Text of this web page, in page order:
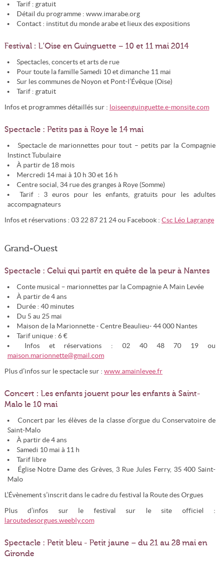
Tarif : gratuit
Détail du programme : www.imarabe.org
Contact : institut du monde arabe et lieux des expositions
Festival : L’Oise en Guinguette – 10 et 11 mai 2014
Spectacles, concerts et arts de rue
Pour toute la famille Samedi 10 et dimanche 11 mai
Sur les communes de Noyon et Pont-l’Évêque (Oise)
Tarif : gratuit
Infos et programmes détaillés sur : loiseenguinguette.e-monsite.com
Spectacle : Petits pas à Roye le 14 mai
Spectacle de marionnettes pour tout – petits par la Compagnie
Instinct Tubulaire
À partir de 18 mois
Mercredi 14 mai à 10 h 30 et 16 h
Centre social, 34 rue des granges à Roye (Somme)
Tarif : 3 euros pour les enfants, gratuits pour les adultes
accompagnateurs
Infos et réservations : 03 22 87 21 24 ou Facebook : Csc Léo Lagrange
Grand-Ouest
Spectacle : Celui qui partît en quête de la peur à Nantes
Conte musical – marionnettes par la Compagnie A Main Levée
À partir de 4 ans
Durée : 40 minutes
Du 5 au 25 mai
Maison de la Marionnette - Centre Beaulieu- 44 000 Nantes
Tarif unique : 6 €
Infos et réservations : 02 40 48 70 19 ou
maison.marionnette@gmail.com
Plus d’infos sur le spectacle sur : www.amainlevee.fr
Concert : Les enfants jouent pour les enfants à Saint-
Malo le 10 mai
Concert par les élèves de la classe d’orgue du Conservatoire de
Saint-Malo
À partir de 4 ans
Samedi 10 mai à 11 h
Tarif libre
Église Notre Dame des Grèves, 3 Rue Jules Ferry, 35 400 Saint-
Malo
L’Évènement s’inscrit dans le cadre du festival la Route des Orgues
Plus d’infos sur le festival sur le site officiel :
laroutedesorgues.weebly.com
Spectacle : Petit bleu - Petit jaune – du 21 au 28 mai en
Gironde